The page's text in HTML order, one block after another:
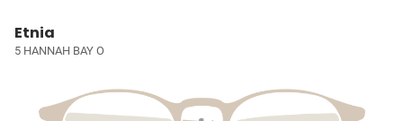
Etnia
5 HANNAH BAY O